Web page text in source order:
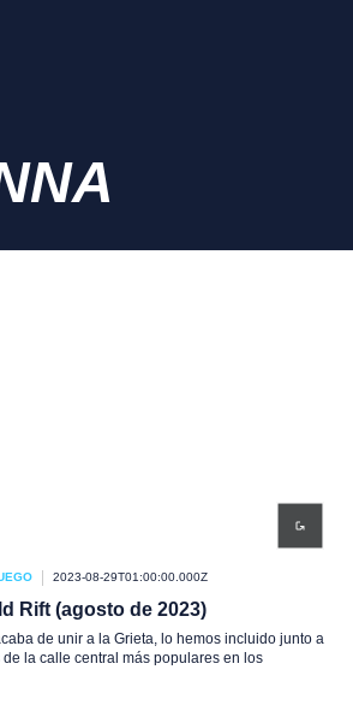
2023-08-29T01:00:00.000Z
Rift (agosto de 2023)
de unir a la Grieta, lo hemos incluido junto a
la calle central más populares en los